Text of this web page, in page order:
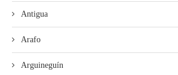
Antigua
Arafo
Arguineguín